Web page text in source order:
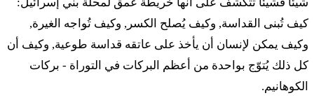
מִבֶּן שְׁלֹשִׁים שָׁנָה וָמַעְלָה עַד בֶּן חֲמִשִּׁים שָׁנָה
תִּפְקֹד אוֹתָם כָּל הַבָּא לִצְבֹא צָבָא לַעֲבֹד עֲבֹדָה
בְּאֹהֶל מוֹעֵד׃
كيف تُبنى القداسة, وكيف يُصلح الكسر, وكيف تُواجه الغيرة,
وكيف يمكن لإنسان أن يأخذ على عاتقه قداسة طوعية, وكيف أن
كل ذلك يُتوّج بواحدة من أعظم البركات في التوراة - بركات
الكوهانيم.